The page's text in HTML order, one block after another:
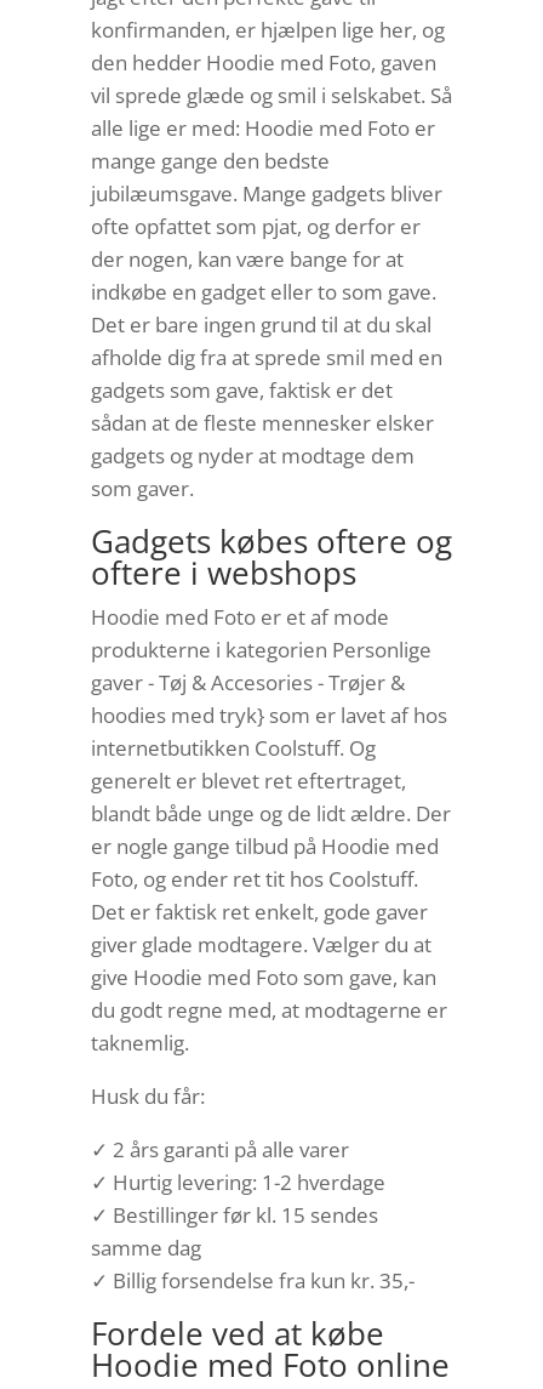
konfirmanden, er hjælpen lige her, og
den hedder Hoodie med Foto, gaven
vil sprede glæde og smil i selskabet. Så
alle lige er med: Hoodie med Foto er
mange gange den bedste
jubilæumsgave. Mange gadgets bliver
ofte opfattet som pjat, og derfor er
der nogen, kan være bange for at
indkøbe en gadget eller to som gave.
Det er bare ingen grund til at du skal
afholde dig fra at sprede smil med en
gadgets som gave, faktisk er det
sådan at de fleste mennesker elsker
gadgets og nyder at modtage dem
som gaver.
Gadgets købes oftere og
oftere i webshops
Hoodie med Foto er et af mode
produkterne i kategorien Personlige
gaver - Tøj & Accesories - Trøjer &
hoodies med tryk} som er lavet af hos
internetbutikken Coolstuff. Og
generelt er blevet ret eftertraget,
blandt både unge og de lidt ældre. Der
er nogle gange tilbud på Hoodie med
Foto, og ender ret tit hos Coolstuff.
Det er faktisk ret enkelt, gode gaver
giver glade modtagere. Vælger du at
give Hoodie med Foto som gave, kan
du godt regne med, at modtagerne er
taknemlig.
Husk du får:
✓ 2 års garanti på alle varer
✓ Hurtig levering: 1-2 hverdage
✓ Bestillinger før kl. 15 sendes
samme dag
✓ Billig forsendelse fra kun kr. 35,-
Fordele ved at købe
Hoodie med Foto online